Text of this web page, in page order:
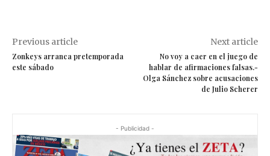
Previous article
Zonkeys arranca pretemporada
este sábado
Next article
No voy a caer en el juego de
hablar de afirmaciones falsas.-
Olga Sánchez sobre acusaciones
de Julio Scherer
- Publicidad -